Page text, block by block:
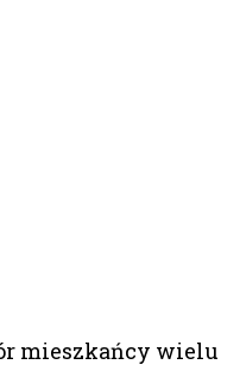
mieszkańcy wielu